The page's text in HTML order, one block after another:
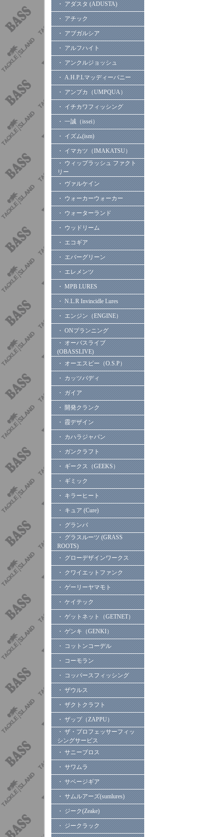
・ アダスタ (ADUSTA)
・ アチック
・ アブガルシア
・ アルフハイト
・ アンクルジョッシュ
・ A.H.P.Lマッディーバニー
・ アンプカ（UMPQUA）
・ イチカワフィッシング
・ 一誠（issei）
・ イズム(ism)
・ イマカツ（IMAKATSU）
・ ウィップラッシュ ファクト
リー
・ ヴァルケイン
・ ウォーカーウォーカー
・ ウォーターランド
・ ウッドリーム
・ エコギア
・ エバーグリーン
・ エレメンツ
・ MPB LURES
・ N.L.R Invincidle Lures
・ エンジン（ENGINE）
・ ONプランニング
・ オーバスライブ
(OBASSLIVE)
・ オーエスピー（O.S.P）
・ カッツバディ
・ ガイア
・ 開発クランク
・ 霞デザイン
・ カハラジャパン
・ ガンクラフト
・ ギークス（GEEKS）
・ ギミック
・ キラーヒート
・ キュア (Cure)
・ グランパ
・ グラスルーツ (GRASS
ROOTS)
・ グローデザインワークス
・ クワイエットファンク
・ ゲーリーヤマモト
・ ケイテック
・ ゲットネット（GETNET）
・ ゲンキ（GENKI）
・ コットンコーデル
・ コーモラン
・ コッパースフィッシング
・ ザウルス
・ ザクトクラフト
・ ザップ（ZAPPU）
・ ザ・プロフェッサーフィッ
シングサービス
・ サニーブロス
・ サワムラ
・ サベージギア
・ サムルアーズ(sumlures)
・ ジーク(Zeake)
・ ジークラック